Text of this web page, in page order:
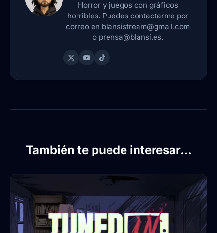
Horror y juegos con gráficos
horribles. Puedes contactarme por
correo en blansistream@gmail.com
o prensa@blansi.es.
También te puede interesar...